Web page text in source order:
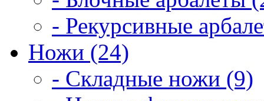
- Рекурсивные
Ножи (24)
- Складные ножи (9)